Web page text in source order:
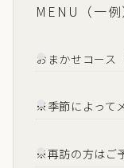
MENU（一例
おまかせコース
※季節によって
※再訪の方はご